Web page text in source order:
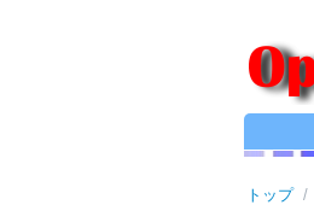
トップ /